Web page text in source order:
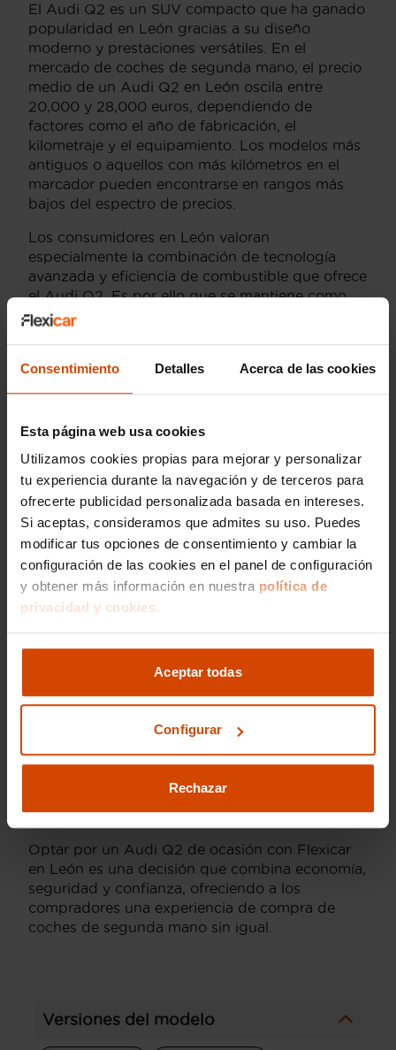
Consentimiento Detalles Acerca de las cookies
Esta página web usa cookies
Utilizamos cookies propias para mejorar y personalizar
tu experiencia durante la navegación y de terceros para
ofrecerte publicidad personalizada basada en intereses.
Si aceptas, consideramos que admites su uso. Puedes
modificar tus opciones de consentimiento y cambiar la
configuración de las cookies en el panel de configuración
y obtener más información en nuestra política de
privacidad y cookies.
Aceptar todas
Configurar
Rechazar
El Audi Q2 es un SUV compacto que ha ganado
popularidad en León gracias a su diseño
moderno y prestaciones versátiles. En el
mercado de coches de segunda mano, el precio
medio de un Audi Q2 en León oscila entre
20,000 y 28,000 euros, dependiendo de
factores como el año de fabricación, el
kilometraje y el equipamiento. Los modelos más
antiguos o aquellos con más kilómetros en el
marcador pueden encontrarse en rangos más
bajos del espectro de precios.
Los consumidores en León valoran
especialmente la combinación de tecnología
avanzada y eficiencia de combustible que ofrece
el Audi Q2. Es por ello que se mantiene como
una opción atractiva entre quienes buscan un
de ocasión en León con
Flexicar?
Si estás considerando comprar un Audi Q2 de
ocasión en León, Flexicar te ofrece la posibilidad
de financiar tu compra para que puedas
disfrutar del coche de tus sueños sin
complicaciones. Flexicar proporciona opciones
de financiación adaptadas a tus necesidades,
permitiéndote pagar tu vehículo en cómodas
todas las garantías de un coche revisado y con
historial confiable, sino que también te
durante todo el proceso de compra. Esto
asegura que cada cliente reciba la atención y el
segura y satisfactoria, desde la elección del
coche hasta la entrega del mismo.
Optar por un Audi Q2 de ocasión con Flexicar
en León es una decisión que combina economía,
seguridad y confianza, ofreciendo a los
compradores una experiencia de compra de
coches de segunda mano sin igual.
Versiones del modelo